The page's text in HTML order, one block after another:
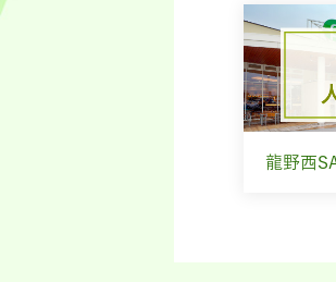
龍野西